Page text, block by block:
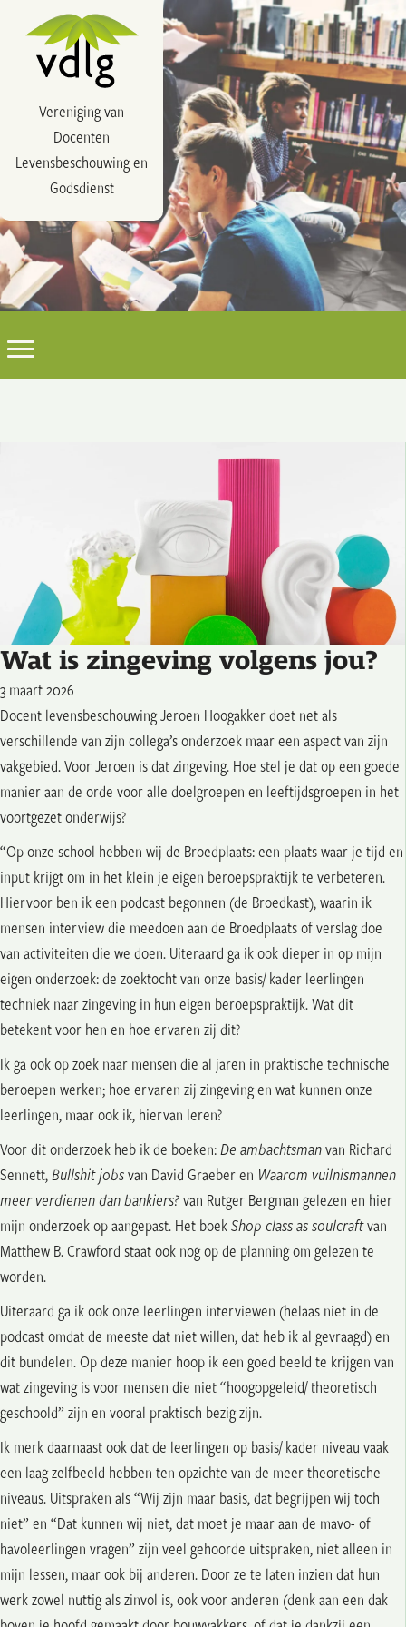
Vereniging van
Docenten
Levensbeschouwing en
Godsdienst
Wat is zingeving volgens jou?
3 maart 2026
Docent levensbeschouwing Jeroen Hoogakker doet net als
verschillende van zijn collega’s onderzoek maar een aspect van zijn
vakgebied. Voor Jeroen is dat zingeving. Hoe stel je dat op een goede
manier aan de orde voor alle doelgroepen en leeftijdsgroepen in het
voortgezet onderwijs?
“Op onze school hebben wij de Broedplaats: een plaats waar je tijd en
input krijgt om in het klein je eigen beroepspraktijk te verbeteren.
Hiervoor ben ik een podcast begonnen (de Broedkast), waarin ik
mensen interview die meedoen aan de Broedplaats of verslag doe
van activiteiten die we doen. Uiteraard ga ik ook dieper in op mijn
eigen onderzoek: de zoektocht van onze basis/ kader leerlingen
techniek naar zingeving in hun eigen beroepspraktijk. Wat dit
betekent voor hen en hoe ervaren zij dit?
Ik ga ook op zoek naar mensen die al jaren in praktische technische
beroepen werken; hoe ervaren zij zingeving en wat kunnen onze
leerlingen, maar ook ik, hiervan leren?
Voor dit onderzoek heb ik de boeken:De ambachtsmanvan Richard
Sennett,Bullshit jobsvan David Graeber en Waarom vuilnismannen
meer verdienen dan bankiers?van Rutger Bergman gelezen en hier
mijn onderzoek op aangepast. Het boekShop class as soulcraftvan
Matthew B. Crawford staat ook nog op de planning om gelezen te
worden.
Uiteraard ga ik ook onze leerlingen interviewen (helaas niet in de
podcast omdat de meeste dat niet willen, dat heb ik al gevraagd) en
dit bundelen. Op deze manier hoop ik een goed beeld te krijgen van
wat zingeving is voor mensen die niet “hoogopgeleid/ theoretisch
geschoold” zijn en vooral praktisch bezig zijn.
Ik merk daarnaast ook dat de leerlingen op basis/ kader niveau vaak
een laag zelfbeeld hebben ten opzichte van de meer theoretische
niveaus. Uitspraken als “Wij zijn maar basis, dat begrijpen wij toch
niet” en “Dat kunnen wij niet, dat moet je maar aan de mavo- of
havoleerlingen vragen” zijn veel gehoorde uitspraken, niet alleen in
mijn lessen, maar ook bij anderen. Door ze te laten inzien dat hun
werk zowel nuttig als zinvol is, ook voor anderen (denk aan een dak